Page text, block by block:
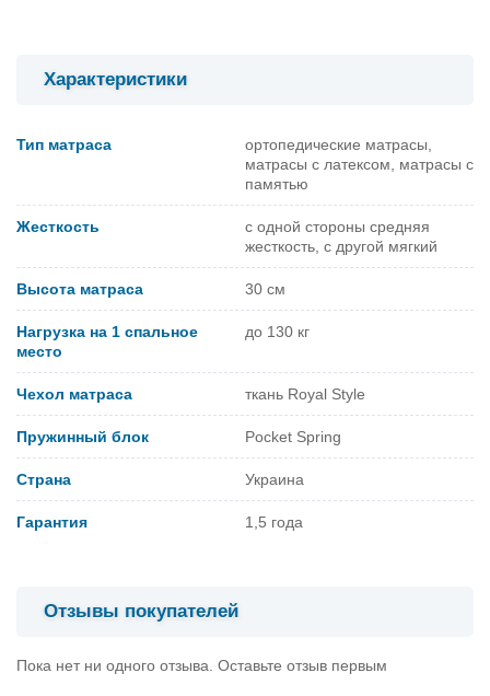
Характеристики
Тип матраса
ортопедические матрасы,
матрасы с латексом, матрасы с
памятью
Жесткость
с одной стороны средняя
жесткость, с другой мягкий
Высота матраса 30 см
Нагрузка на 1 спальное
место
до 130 кг
Чехол матраса ткань Royal Style
Пружинный блок Pocket Spring
Страна Украина
Гарантия 1,5 года
Отзывы покупателей
Пока нет ни одного отзыва. Оставьте отзыв первым